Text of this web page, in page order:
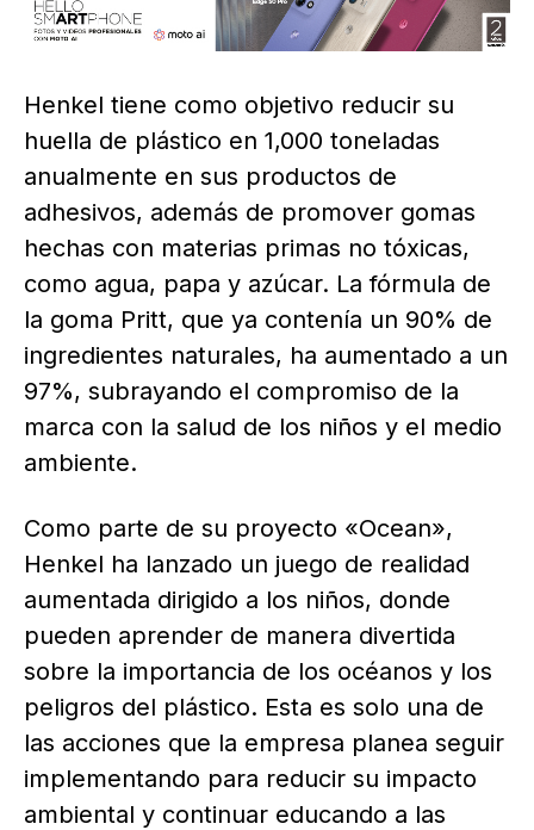
Henkel tiene como objetivo reducir su
huella de plástico en 1,000 toneladas
anualmente en sus productos de
adhesivos, además de promover gomas
hechas con materias primas no tóxicas,
como agua, papa y azúcar. La fórmula de
la goma Pritt, que ya contenía un 90% de
ingredientes naturales, ha aumentado a un
97%, subrayando el compromiso de la
marca con la salud de los niños y el medio
ambiente.
Como parte de su proyecto «Ocean»,
Henkel ha lanzado un juego de realidad
aumentada dirigido a los niños, donde
pueden aprender de manera divertida
sobre la importancia de los océanos y los
peligros del plástico. Esta es solo una de
las acciones que la empresa planea seguir
implementando para reducir su impacto
ambiental y continuar educando a las